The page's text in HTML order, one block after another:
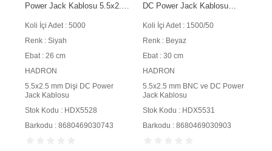
Power Jack Kablosu 5.5x2.5
Koli İçi Adet : 5000
Renk : Siyah
Ebat : 26 cm
HADRON
5.5x2.5 mm Dişi DC Power
Jack Kablosu
Stok Kodu : HDX5528
Barkodu : 8680469030743
DC Power Jack Kablosu
Koli İçi Adet : 1500/50
Renk : Beyaz
Ebat : 30 cm
HADRON
5.5x2.5 mm BNC ve DC Power
Jack Kablosu
Stok Kodu : HDX5531
Barkodu : 8680469030903